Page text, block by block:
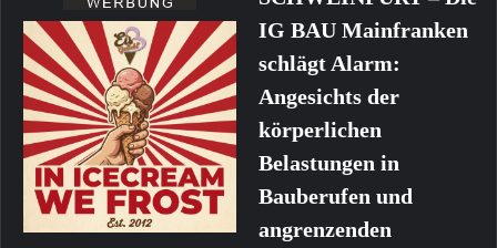
IG BAU Mainfranken
schlägt Alarm:
Angesichts der
körperlichen
Belastungen in
Bauberufen und
angrenzenden